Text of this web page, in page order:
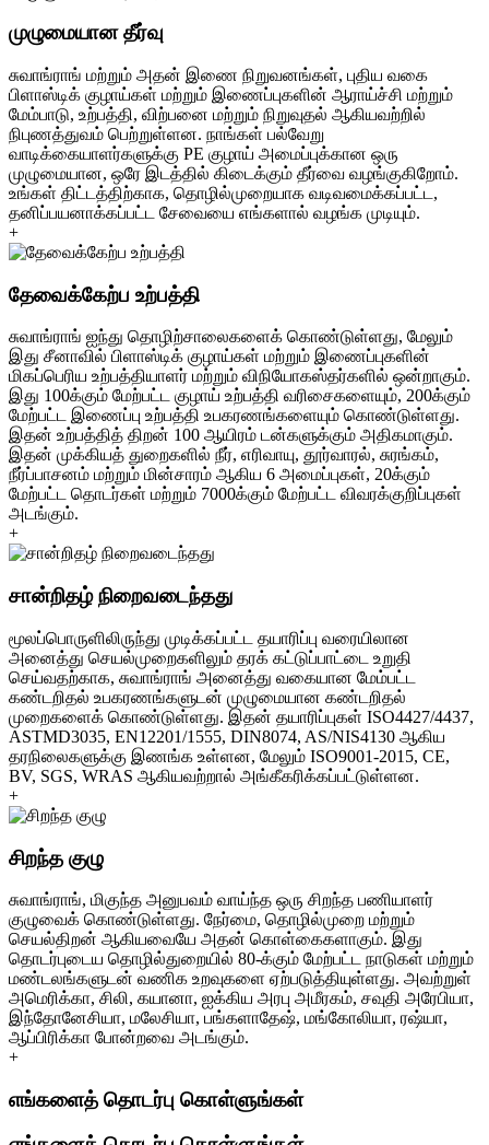
முழுமையான தீர்வு
சுவாங்ராங் மற்றும் அதன் இணை நிறுவனங்கள், புதிய வகை
பிளாஸ்டிக் குழாய்கள் மற்றும் இணைப்புகளின் ஆராய்ச்சி மற்றும்
மேம்பாடு, உற்பத்தி, விற்பனை மற்றும் நிறுவுதல் ஆகியவற்றில்
நிபுணத்துவம் பெற்றுள்ளன. நாங்கள் பல்வேறு
வாடிக்கையாளர்களுக்கு PE குழாய் அமைப்புக்கான ஒரு
முழுமையான, ஒரே இடத்தில் கிடைக்கும் தீர்வை வழங்குகிறோம்.
உங்கள் திட்டத்திற்காக, தொழில்முறையாக வடிவமைக்கப்பட்ட,
தனிப்பயனாக்கப்பட்ட சேவையை எங்களால் வழங்க முடியும்.
+
தேவைக்கேற்ப உற்பத்தி
சுவாங்ராங் ஐந்து தொழிற்சாலைகளைக் கொண்டுள்ளது, மேலும்
இது சீனாவில் பிளாஸ்டிக் குழாய்கள் மற்றும் இணைப்புகளின்
மிகப்பெரிய உற்பத்தியாளர் மற்றும் விநியோகஸ்தர்களில் ஒன்றாகும்.
இது 100க்கும் மேற்பட்ட குழாய் உற்பத்தி வரிசைகளையும், 200க்கும்
மேற்பட்ட இணைப்பு உற்பத்தி உபகரணங்களையும் கொண்டுள்ளது.
இதன் உற்பத்தித் திறன் 100 ஆயிரம் டன்களுக்கும் அதிகமாகும்.
இதன் முக்கியத் துறைகளில் நீர், எரிவாயு, தூர்வாரல், சுரங்கம்,
நீர்ப்பாசனம் மற்றும் மின்சாரம் ஆகிய 6 அமைப்புகள், 20க்கும்
மேற்பட்ட தொடர்கள் மற்றும் 7000க்கும் மேற்பட்ட விவரக்குறிப்புகள்
அடங்கும்.
+
சான்றிதழ் நிறைவடைந்தது
மூலப்பொருளிலிருந்து முடிக்கப்பட்ட தயாரிப்பு வரையிலான
அனைத்து செயல்முறைகளிலும் தரக் கட்டுப்பாட்டை உறுதி
செய்வதற்காக, சுவாங்ராங் அனைத்து வகையான மேம்பட்ட
கண்டறிதல் உபகரணங்களுடன் முழுமையான கண்டறிதல்
முறைகளைக் கொண்டுள்ளது. இதன் தயாரிப்புகள் ISO4427/4437,
ASTMD3035, EN12201/1555, DIN8074, AS/NIS4130 ஆகிய
தரநிலைகளுக்கு இணங்க உள்ளன, மேலும் ISO9001-2015, CE,
BV, SGS, WRAS ஆகியவற்றால் அங்கீகரிக்கப்பட்டுள்ளன.
+
சிறந்த குழு
சுவாங்ராங், மிகுந்த அனுபவம் வாய்ந்த ஒரு சிறந்த பணியாளர்
குழுவைக் கொண்டுள்ளது. நேர்மை, தொழில்முறை மற்றும்
செயல்திறன் ஆகியவையே அதன் கொள்கைகளாகும். இது
தொடர்புடைய தொழில்துறையில் 80-க்கும் மேற்பட்ட நாடுகள் மற்றும்
மண்டலங்களுடன் வணிக உறவுகளை ஏற்படுத்தியுள்ளது. அவற்றுள்
அமெரிக்கா, சிலி, கயானா, ஐக்கிய அரபு அமீரகம், சவுதி அரேபியா,
இந்தோனேசியா, மலேசியா, பங்களாதேஷ், மங்கோலியா, ரஷ்யா,
ஆப்பிரிக்கா போன்றவை அடங்கும்.
+
எங்களைத் தொடர்பு கொள்ளுங்கள்